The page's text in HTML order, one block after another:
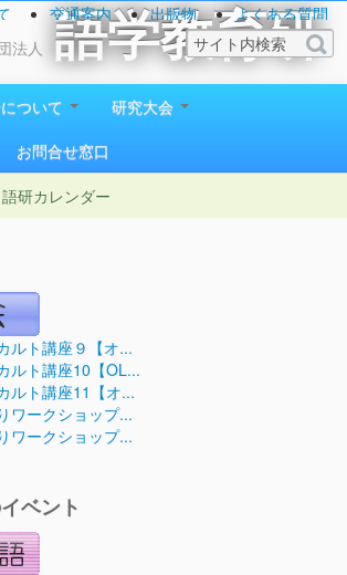
法人
語学教育研
（大正12）年創立
交通案内 出版物
よくある質問
ついて
研究大会
お問合せ窓口
語研カレンダー
ルト講座９【オ...
ルト講座10【OL...
ルト講座11【オ...
ワークショップ...
ワークショップ...
ベント